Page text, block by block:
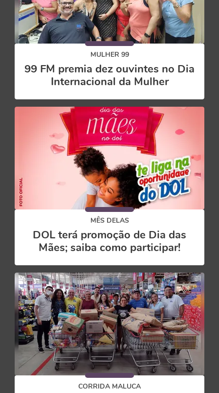
MULHER 99
99 FM premia dez ouvintes no Dia
Internacional da Mulher
MÊS DELAS
DOL terá promoção de Dia das
Mães; saiba como participar!
CORRIDA MALUCA